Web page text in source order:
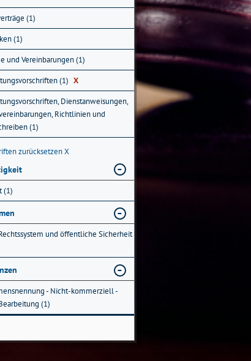
(1)
(1)
und Vereinbarungen (1)
(1) X
Dienstanweisungen,
Richtlinien und
(1)
zurücksetzenX
(1)
und öffentliche Sicherheit
- Nicht-kommerziell -
(1)